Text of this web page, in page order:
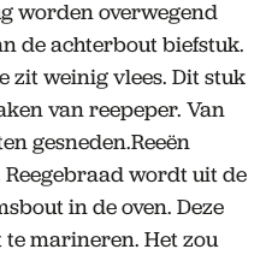
worden overwegend
de achterbout biefstuk.
zit weinig vlees. Dit stuk
van reepeper. Van
gesneden.Reeën
wordt uit de
in de oven. Deze
marineren. Het zou